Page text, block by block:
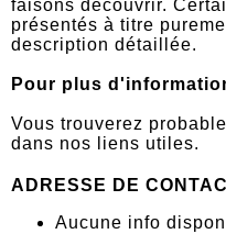
faisons découvrir.
présentés à titre
description détaillée.
Pour plus
Vous trouverez
dans nos liens utiles.
ADRESSE DE
Aucune info